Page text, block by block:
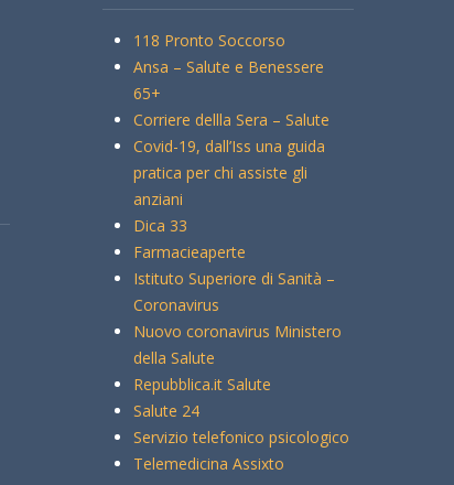
118 Pronto Soccorso
Ansa – Salute e Benessere
65+
Corriere dellla Sera – Salute
Covid-19, dall’Iss una guida
pratica per chi assiste gli
anziani
Dica 33
Farmacieaperte
Istituto Superiore di Sanità –
Coronavirus
Nuovo coronavirus Ministero
della Salute
Repubblica.it Salute
Salute 24
Servizio telefonico psicologico
Telemedicina Assixto